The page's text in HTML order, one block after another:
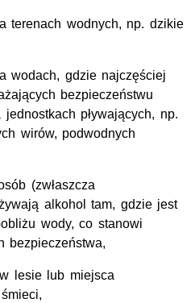
terenach wodnych, np. dzikie
wodach, gdzie najczęściej
bezpieczeństwu
pływających, np.
wirów, podwodnych
(zwłaszcza
alkohol tam, gdzie jest
wody, co stanowi
bezpieczeństwa,
lesie lub miejsca